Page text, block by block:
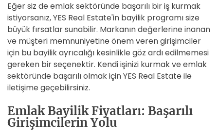
Eğer siz de emlak sektöründe başarılı bir iş kurmak
istiyorsanız, YES Real Estate'in bayilik programı size
büyük fırsatlar sunabilir. Markanın değerlerine inanan
ve müşteri memnuniyetine önem veren girişimciler
için bu bayilik ayrıcalığı kesinlikle göz ardı edilmemesi
gereken bir seçenektir. Kendi işinizi kurmak ve emlak
sektöründe başarılı olmak için YES Real Estate ile
iletişime geçebilirsiniz.
Emlak Bayilik Fiyatları: Başarılı
Girişimcilerin Yolu